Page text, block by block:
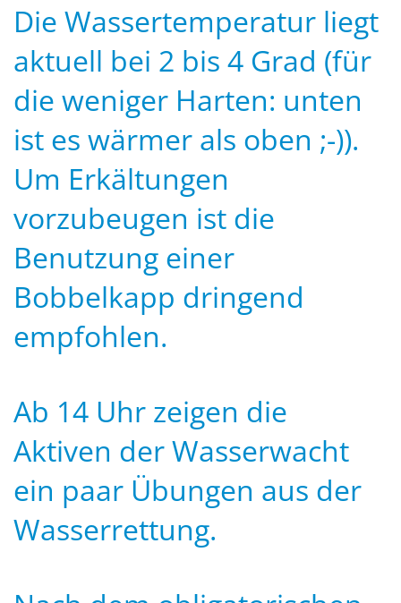
Die Wassertemperatur liegt
aktuell bei 2 bis 4 Grad (für
die weniger Harten: unten
ist es wärmer als oben ;-)).
Um Erkältungen
vorzubeugen ist die
Benutzung einer
Bobbelkapp dringend
empfohlen.
Ab 14 Uhr zeigen die
Aktiven der Wasserwacht
ein paar Übungen aus der
Wasserrettung.